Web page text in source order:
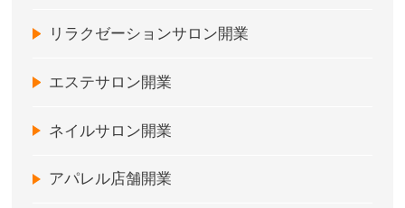
リラクゼーションサロン開業
エステサロン開業
ネイルサロン開業
アパレル店舗開業